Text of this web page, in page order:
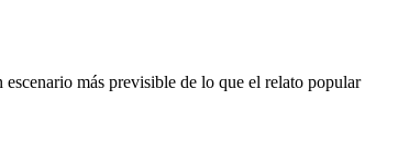
más previsible de lo que el relato popular